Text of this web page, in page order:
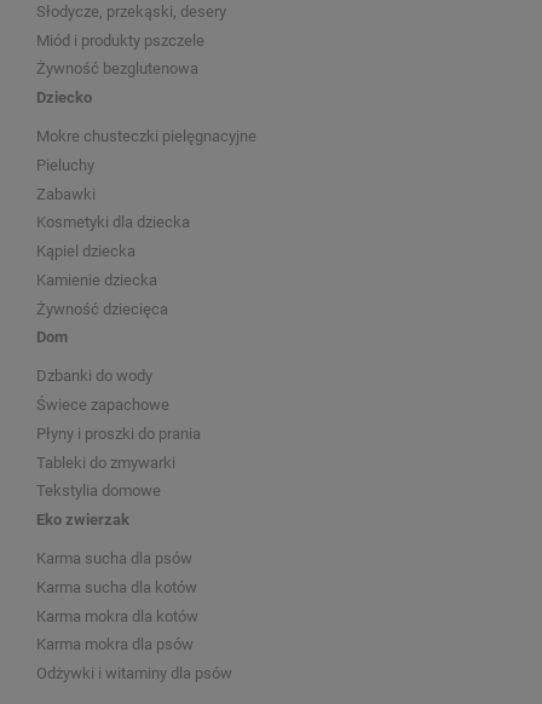
Słodycze, przekąski, desery
Miód i produkty pszczele
Żywność bezglutenowa
Dziecko
Mokre chusteczki pielęgnacyjne
Pieluchy
Zabawki
Kosmetyki dla dziecka
Kąpiel dziecka
Kamienie dziecka
Żywność dziecięca
Dom
Dzbanki do wody
Świece zapachowe
Płyny i proszki do prania
Tableki do zmywarki
Tekstylia domowe
Eko zwierzak
Karma sucha dla psów
Karma sucha dla kotów
Karma mokra dla kotów
Karma mokra dla psów
Odżywki i witaminy dla psów